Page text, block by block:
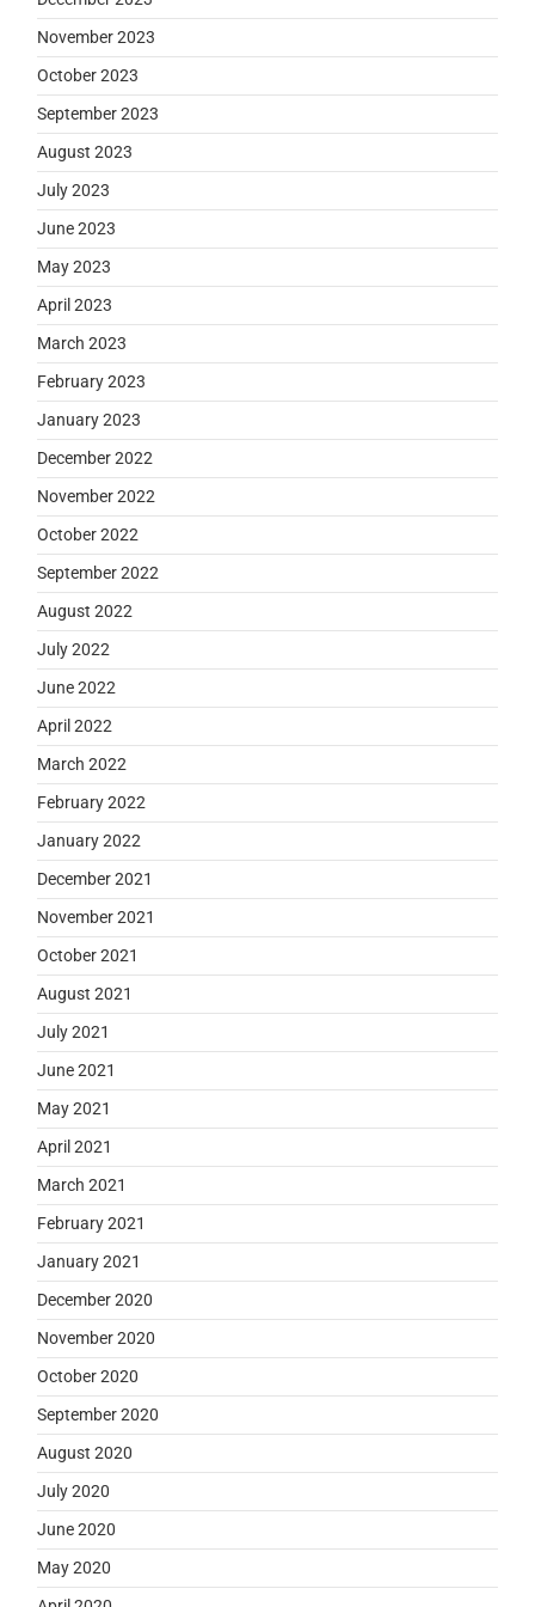
November 2023
October 2023
September 2023
August 2023
July 2023
June 2023
May 2023
April 2023
March 2023
February 2023
January 2023
December 2022
November 2022
October 2022
September 2022
August 2022
July 2022
June 2022
April 2022
March 2022
February 2022
January 2022
December 2021
November 2021
October 2021
August 2021
July 2021
June 2021
May 2021
April 2021
March 2021
February 2021
January 2021
December 2020
November 2020
October 2020
September 2020
August 2020
July 2020
June 2020
May 2020